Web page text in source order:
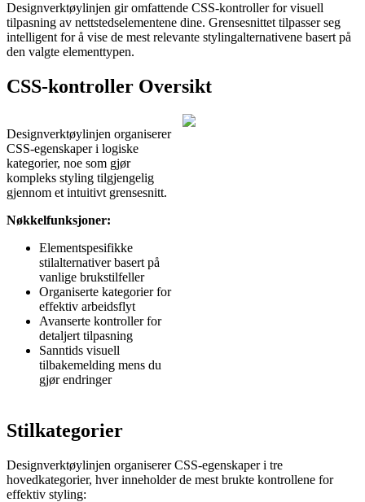
Designverktøylinjen gir omfattende CSS-kontroller for visuell
tilpasning av nettstedselementene dine. Grensesnittet tilpasser seg
intelligent for å vise de mest relevante stylingalternativene basert på
den valgte elementtypen.
CSS-kontroller Oversikt
Designverktøylinjen organiserer
CSS-egenskaper i logiske
kategorier, noe som gjør
kompleks styling tilgjengelig
gjennom et intuitivt grensesnitt.
Nøkkelfunksjoner:
Elementspesifikke
stilalternativer basert på
vanlige brukstilfeller
Organiserte kategorier for
effektiv arbeidsflyt
Avanserte kontroller for
detaljert tilpasning
Sanntids visuell
tilbakemelding mens du
gjør endringer
Stilkategorier
Designverktøylinjen organiserer CSS-egenskaper i tre
hovedkategorier, hver inneholder de mest brukte kontrollene for
effektiv styling: